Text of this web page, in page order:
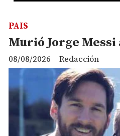
Murió Jorge Messi
Redacción
PAIS
08/08/2026